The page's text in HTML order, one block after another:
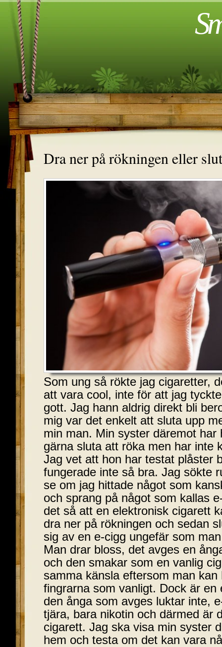
Dra ner på rökningen eller
Som ung så rökte jag cigaretter,
att vara cool, inte för att jag
gott. Jag hann aldrig direkt bli
mig var det enkelt att sluta upp
min man. Min syster däremot
gärna sluta att röka men har inte
Jag vet att hon har testat plåster
fungerade inte så bra. Jag sökte
se om jag hittade något som
och sprang på något som kallas
det så att en elektronisk cigarett
dra ner på rökningen och sedan
sig av en e-cigg ungefär som
Man drar bloss, det avges en
och den smakar som en vanlig
samma känsla eftersom man kan
fingrarna som vanligt. Dock är en
den ånga som avges luktar inte,
tjära, bara nikotin och därmed är
cigarett. Jag ska visa min syster
hem och testa om det kan vara